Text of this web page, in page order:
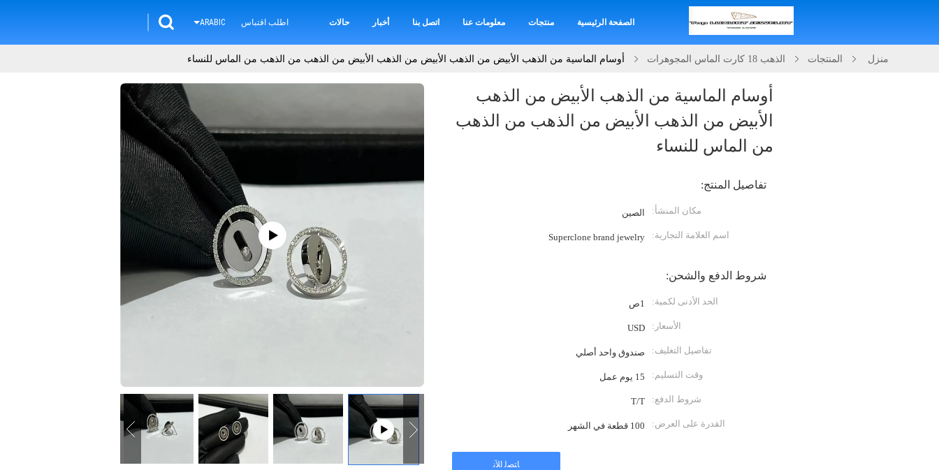
الصفحة الرئيسية منتجات معلومات عنا اتصل بنا أخبار حالات اطلب اقتباس ARABIC
منزل المنتجات الذهب 18 كارت الماس المجوهرات أوسام الماسية من الذهب الأبيض من الذهب الأبيض من الذهب الأبيض من الذهب من الذهب من الماس للنساء
أوسام الماسية من الذهب الأبيض من الذهب
الأبيض من الذهب الأبيض من الذهب من الذهب
من الماس للنساء
تفاصيل المنتج:
مكان المنشأ: الصين
اسم العلامة التجارية: Superclone brand jewelry
شروط الدفع والشحن:
الحد الأدنى لكمية: 1ص
الأسعار: USD
تفاصيل التغليف: صندوق واحد أصلي
وقت التسليم: 15 يوم عمل
شروط الدفع: T/T
القدرة على العرض: 100 قطعة في الشهر
ﺎﺘﺼﻟ ﺍﻶﻧ